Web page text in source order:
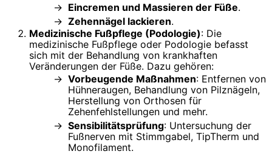
Eincremen und Massieren der Füße.
Zehennägel lackieren.
Medizinische Fußpflege (Podologie): Die
medizinische Fußpflege oder Podologie befasst
sich mit der Behandlung von krankhaften
Veränderungen der Füße. Dazu gehören:
Vorbeugende Maßnahmen: Entfernen von
Hühneraugen, Behandlung von Pilznägeln,
Herstellung von Orthosen für
Zehenfehlstellungen und mehr.
Sensibilitätsprüfung: Untersuchung der
Fußnerven mit Stimmgabel, TipTherm und
Monofilament.